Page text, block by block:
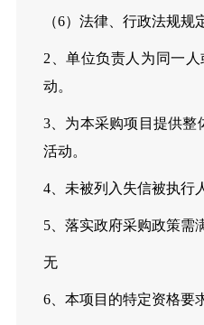
（6）法律、行政法规规
2、单位负责人为同一
动。
3、为本采购项目提供整
活动。
4、未被列入失信被执行
5、落实政府采购政策需
无
6、本项目的特定资格要